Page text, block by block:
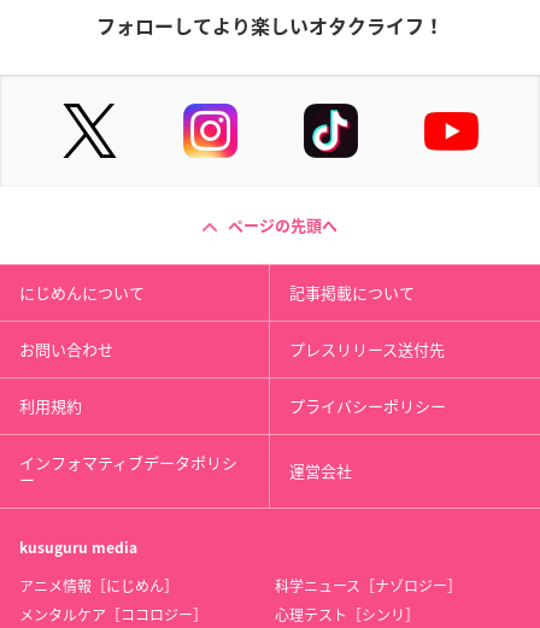
フォローしてより楽しいオタクライフ！
ページの先頭へ
にじめんについて 記事掲載について
お問い合わせ プレスリリース送付先
利用規約 プライバシーポリシー
インフォマティブデータポリシ
ー 運営会社
kusuguru media
アニメ情報［にじめん］
科学ニュース［ナゾロジー］
メンタルケア［ココロジー］
心理テスト［シンリ］